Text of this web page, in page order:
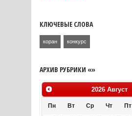
КЛЮЧЕВЫЕ СЛОВА
коран конкурс
АРХИВ РУБРИКИ «»
2026 Август
Пн Вт Ср Чт Пт